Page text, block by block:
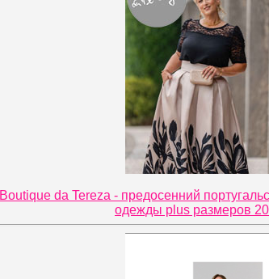
Boutique da Tereza - предосенний
одежды plus размеров